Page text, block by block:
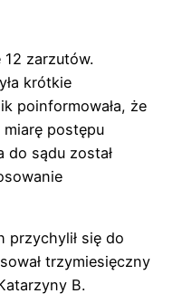
12 zarzutów.
krótkie
poinformowała, że
miarę postępu
do sądu został
przychylił się do
trzymiesięczny
B.